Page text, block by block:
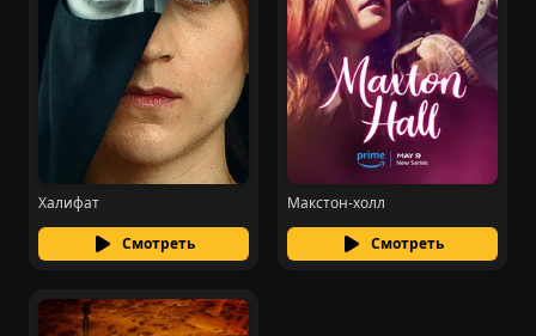
Халифат
Смотреть
Макстон-холл
Смотреть